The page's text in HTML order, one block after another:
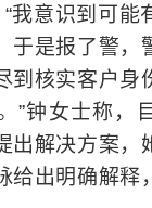
我意识到可能
于是报了警，
到核实客户身
”钟女士称，
出解决方案，
给出明确解释